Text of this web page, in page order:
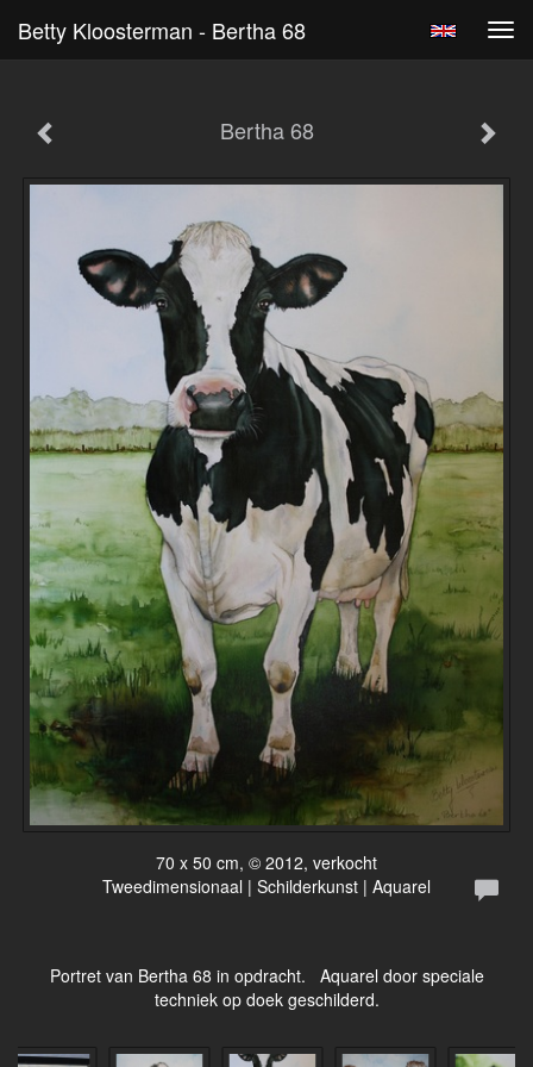
Betty Kloosterman - Bertha 68
Bertha 68
70 x 50 cm, © 2012, verkocht
Tweedimensionaal | Schilderkunst | Aquarel
Portret van Bertha 68 in opdracht. Aquarel door speciale
techniek op doek geschilderd.